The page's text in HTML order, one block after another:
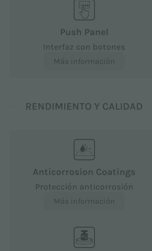
Push Panel
Interfaz con botones
Más información
RENDIMIENTO Y CALIDAD
Anticorrosion Coatings
Protección anticorrosión
Más información